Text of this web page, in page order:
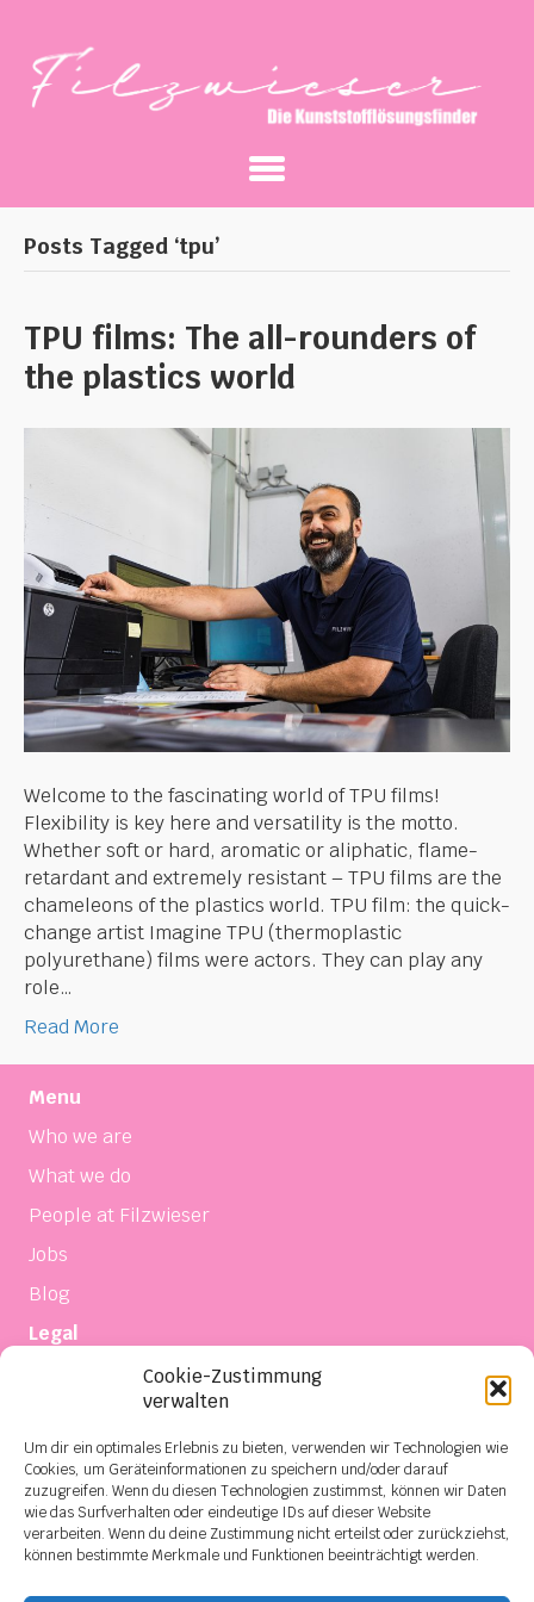
Cookie-Zustimmung
verwalten
Um dir ein optimales Erlebnis zu bieten, verwenden wir Technologien wie
Cookies, um Geräteinformationen zu speichern und/oder darauf
zuzugreifen. Wenn du diesen Technologien zustimmst, können wir Daten
wie das Surfverhalten oder eindeutige IDs auf dieser Website
verarbeiten. Wenn du deine Zustimmung nicht erteilst oder zurückziehst,
können bestimmte Merkmale und Funktionen beeinträchtigt werden.
Posts Tagged ‘tpu’
TPU films: The all-rounders of
the plastics world
Welcome to the fascinating world of TPU films!
Flexibility is key here and versatility is the motto.
Whether soft or hard, aromatic or aliphatic, flame-
retardant and extremely resistant – TPU films are the
chameleons of the plastics world. TPU film: the quick-
change artist Imagine TPU (thermoplastic
polyurethane) films were actors. They can play any
role…
Read More
Menu
Who we are
What we do
People at Filzwieser
Jobs
Blog
Legal
Terms of sale and delivery
Contact
Social Media